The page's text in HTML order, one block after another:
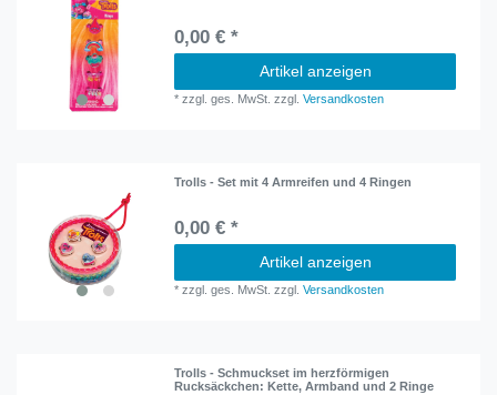
0,00 € *
Artikel anzeigen
*zzgl. ges. MwSt. zzgl.Versandkosten
Trolls - Set mit 4 Armreifen und 4 Ringen
0,00 € *
Artikel anzeigen
*zzgl. ges. MwSt. zzgl.Versandkosten
Trolls - Schmuckset im herzförmigen
Rucksäckchen: Kette, Armband und 2 Ringe